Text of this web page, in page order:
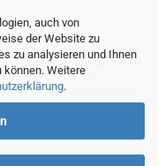
auch von
der Website zu
zu analysieren und Ihnen
Weitere
.
verkaufen ? Wir kaufen
sowie Ersatzteile an. Bieten
möchten an. Wir
für uns akzeptable Lösung